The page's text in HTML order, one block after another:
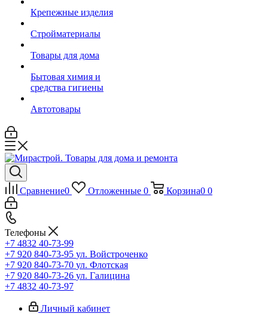
Крепежные изделия
Стройматериалы
Товары для дома
Бытовая химия и
средства гигиены
Автотовары
Сравнение0 Отложенные 0 Корзина0 0
Телефоны
+7 4832 40-73-99
+7 920 840-73-95 ул. Войстроченко
+7 920 840-73-70 ул. Флотская
+7 920 840-73-26 ул. Галицина
+7 4832 40-73-97
Личный кабинет